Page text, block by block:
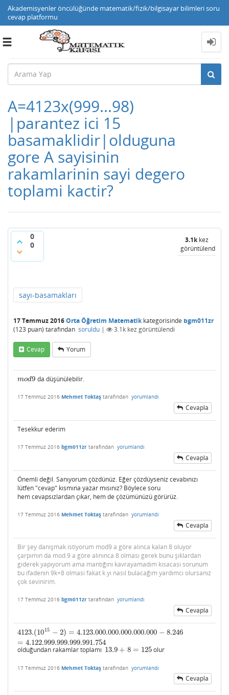
Akademisyenler öncülüğünde matematik/fizik/bilgisayar bilimleri soru
cevap platformu
Toggle
A=4123x(999...98)
|parantez ici 15
basamaklidir|olduguna
gore A sayisinin
rakamlarinin sayi degero
toplami kactir?
0
0
3.1kkez
görüntülendi
sayı-basamakları
17 Temmuz 2016Orta Öğretim Matematikkategorisinde bgm011zr
(123 puan) tarafından soruldu | 3.1k kez görüntülendi
Cevap Yorum
mod9
mod9 da düşünülebilir.
17 Temmuz 2016 Mehmet Toktaş tarafından yorumlandı
Cevapla
Tesekkur ederim
17 Temmuz 2016 bgm011zr tarafından yorumlandı
Cevapla
Önemli değil. Sanıyorum çözdünüz. Eğer çözdüyseniz cevabınızı
lütfen "cevap" kısmına yazar mısınız? Böylece soru
hem cevapsızlardan çıkar, hem de çözümünüzü görürüz.
17 Temmuz 2016 Mehmet Toktaş tarafından yorumlandı
Cevapla
Bir şey danışmak istiyorum mod9 a göre alınca kalan 8 oluyor
çarpımın da mod 9 a göre alınınca 8 olması gerek bunu şıklardan
giderek yapıyorum ama mantığını kavrayamadım kısacası sorunum
bu ifadenin 9k+8 olmasi fakat k yı nasıl bulacağım yardımcı olursanız
çok sevinirim.
17 Temmuz 2016 bgm011zr tarafından yorumlandı
Cevapla
4123.(1015 − 2) = 4.123.000.000.000.000.000 − 8.246
= 4.122.999.999.999.991.754
4123.(1015 −2) =4.123.000.000.000.000.000−8.246 =
olduğundan rakamlar toplamı 13.9 + 8 = 125
13.9+8=125 olur
17 Temmuz 2016 Mehmet Toktaş tarafından yorumlandı
Cevapla